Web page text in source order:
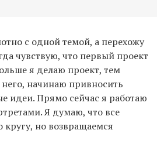
с одной темой, а перехожу
чувствую, что первый проект
я делаю проект, тем
начинаю привносить
идеи. Прямо сейчас я работаю
Я думаю, что все
но возвращаемся